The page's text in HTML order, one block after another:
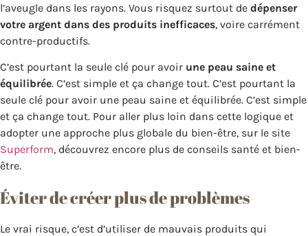
l’aveugle dans les rayons. Vous risquez surtout de dépenser
votre argent dans des produits inefficaces, voire carrément
contre-productifs.
C’est pourtant la seule clé pour avoir une peau saine et
équilibrée. C’est simple et ça change tout. C’est pourtant la
seule clé pour avoir une peau saine et équilibrée. C’est simple
et ça change tout. Pour aller plus loin dans cette logique et
adopter une approche plus globale du bien-être, sur le site
Superform, découvrez encore plus de conseils santé et bien-
être.
Éviter de créer plus de problèmes
Le vrai risque, c’est d’utiliser de mauvais produits qui